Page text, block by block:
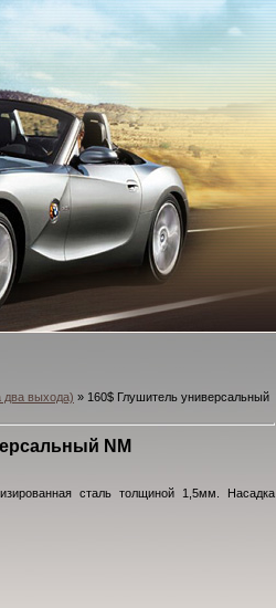
два выхода) » 160$ Глушитель универсальный
NM
сталь толщиной 1,5мм. Насадка